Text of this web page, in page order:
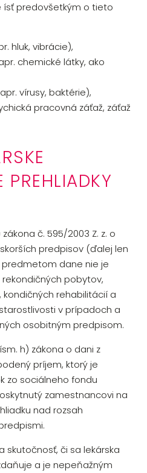
predovšetkým o tieto
hluk, vibrácie),
chemické látky, ako
vírusy, baktérie),
pracovná záťaž, záťaž
PREHLIADKY
č. 595/2003 Z. z. o
predpisov (ďalej len
predmetom dane nie je
pobytov,
rehabilitácií a
v prípadoch a
osobitným predpisom.
h) zákona o dani z
príjem, ktorý je
zo sociálneho fondu
zamestnancovi na
nad rozsah
skutočnosť, či sa lekárska
a je nepeňažným